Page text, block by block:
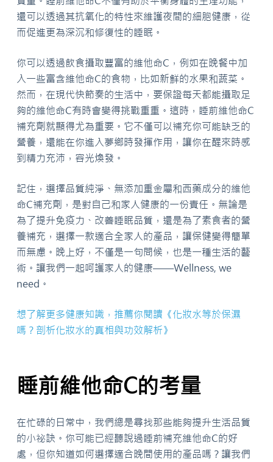
還可以透過其抗氧化的特性來維護夜間的細胞健康，從
而促進更為深沉和修復性的睡眠。
你可以透過飲食攝取豐富的維他命C，例如在晚餐中加
入一些富含維他命C的食物，比如新鮮的水果和蔬菜。
然而，在現代快節奏的生活中，要保證每天都能攝取足
夠的維他命C有時會變得挑戰重重。這時，睡前維他命C
補充劑就顯得尤為重要。它不僅可以補充你可能缺乏的
營養，還能在你進入夢鄉時發揮作用，讓你在醒來時感
到精力充沛，容光煥發。
記住，選擇品質純淨、無添加重金屬和西藥成分的維他
命C補充劑，是對自己和家人健康的一份責任。無論是
為了提升免疫力、改善睡眠品質，還是為了素食者的營
養補充，選擇一款適合全家人的產品，讓保健變得簡單
而無慮。晚上好，不僅是一句問候，也是一種生活的藝
術。讓我們一起呵護家人的健康——Wellness, we
need。
想了解更多健康知識，推薦你閱讀《化妝水等於保濕
嗎？剖析化妝水的真相與功效解析》
睡前維他命C的考量
在忙碌的日常中，我們總是尋找那些能夠提升生活品質
的小祕訣。你可能已經聽說過睡前補充維他命C的好
處，但你知道如何選擇適合晚間使用的產品嗎？讓我們